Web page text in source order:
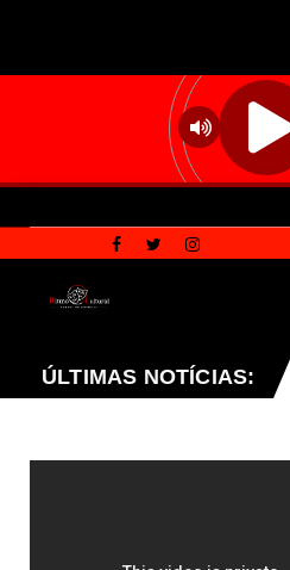
ÚLTIMAS NOTÍCIAS:
que endurece